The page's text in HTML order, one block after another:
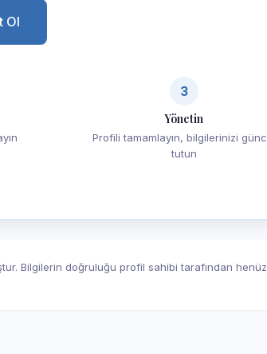
Ol
3
Yönetin
Profili tamamlayın, bilgilerinizi
tutun
Bilgilerin doğruluğu profil sahibi tarafından henüz